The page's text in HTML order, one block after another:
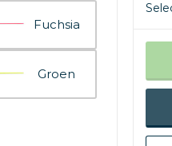
Fuchsia
Groen